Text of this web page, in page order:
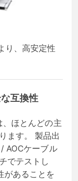
り、高安定性
互換性
ほとんどの主
ます。 製品出
AOCケーブル
でテストし
があることを